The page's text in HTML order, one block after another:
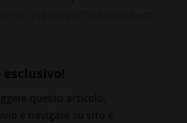
questo articolo,
e navigare su sito e